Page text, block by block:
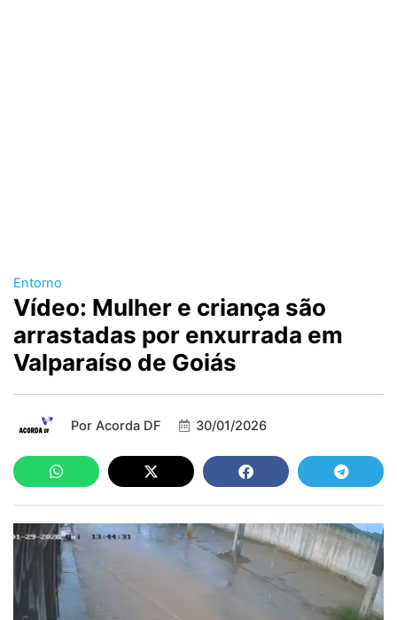
Entorno
Vídeo: Mulher e criança são
arrastadas por enxurrada em
Valparaíso de Goiás
Por Acorda DF 30/01/2026